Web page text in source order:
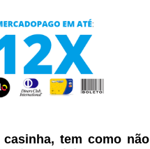
tem como não